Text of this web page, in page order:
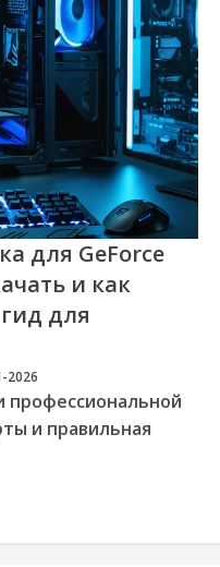
для GeForce
и как
для
2026
профессиональной
и правильная